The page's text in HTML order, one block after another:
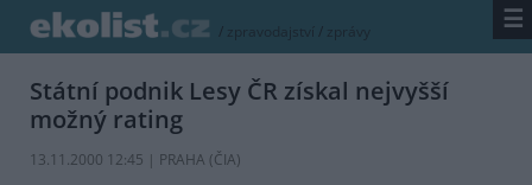
/ zpravodajství / zprávy ☰
Státní podnik Lesy ČR získal nejvyšší
možný rating
13.11.2000 12:45 | PRAHA (ČIA)